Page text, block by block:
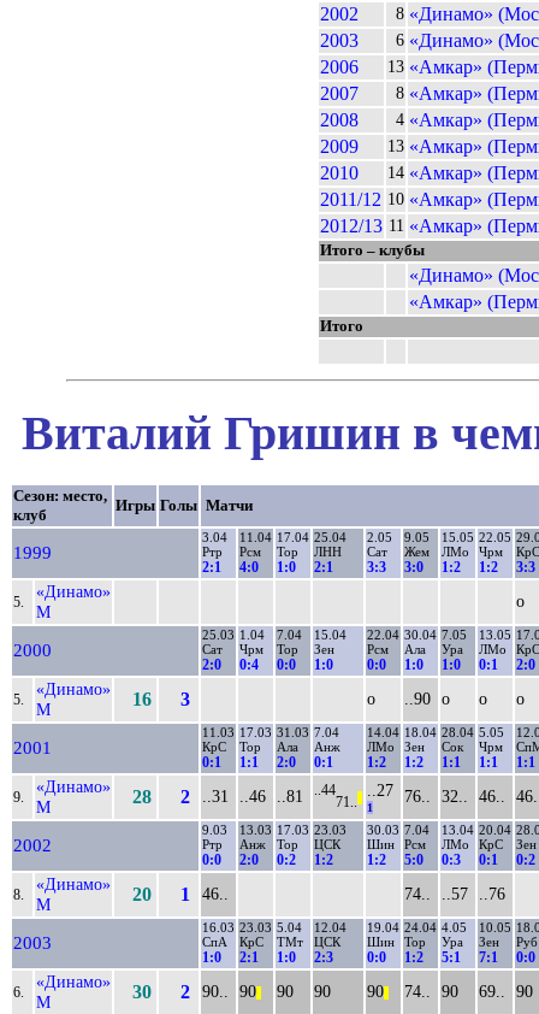
2002
8 «Динамо»
2003
6 «Динамо»
2006
13 «Амкар»
2007
8 «Амкар»
2008
4 «Амкар»
2009
13 «Амкар»
2010
14 «Амкар»
2011/12 10 «Амкар»
2012/13 11 «Амкар»
Итого – клубы
«Динамо»
«Амкар»
Итого
Виталий Гришин в
Сезон: место,
клуб
Игры Голы Матчи
1999
3.04
Ртр
2:1
11.04
Рсм
4:0
17.04
Тор
1:0
25.04
ЛНН
2:1
2.05
Сат
3:3
9.05
Жем
3:0
15.05
ЛМо
1:2
22.05
Чрм
1:2
КрС
3:3
5.
«Динамо»
М
о
2000
25.03
Сат
2:0
1.04
Чрм
0:4
7.04
Тор
0:0
15.04
Зен
1:0
22.04
Рсм
0:0
30.04
Ала
1:0
7.05
Ура
1:0
13.05
ЛМо
0:1
КрС
2:0
5.
«Динамо»
М
16 3 о ..90 о о о
2001
11.03
КрС
0:1
17.03
Тор
1:1
31.03
Ала
2:0
7.04
Анж
0:1
14.04
ЛМо
1:2
18.04
Зен
1:2
28.04
Сок
1:1
5.05
Чрм
1:1 1:1
9.
«Динамо»
М
28 2 ..31 ..46 ..81 ..44
71..
..27
1
76.. 32.. 46..
2002
9.03
Ртр
0:0
13.03
Анж
2:0
17.03
Тор
0:2
23.03
ЦСК
1:2
30.03
Шин
1:2
7.04
Рсм
5:0
13.04
ЛМо
0:3
20.04
КрС
0:1
Зен
0:2
8.
«Динамо»
М
20 1 46.. 74.. ..57 ..76
2003
16.03
СпА
1:0
23.03
КрС
2:1
5.04
ТМт
1:0
12.04
ЦСК
2:3
19.04
Шин
0:0
24.04
Тор
1:2
4.05
Ура
5:1
10.05
Зен
7:1
Руб
0:0
6.
«Динамо»
М
30 2 90.. 90 90 90 90 74.. 90 69.. 90